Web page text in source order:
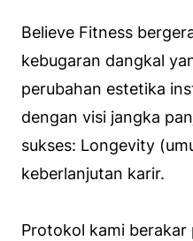
Believe Fitness
kebugaran dangkal
perubahan estetika
dengan visi jangka
sukses: Longevity
keberlanjutan karir.
Protokol kami